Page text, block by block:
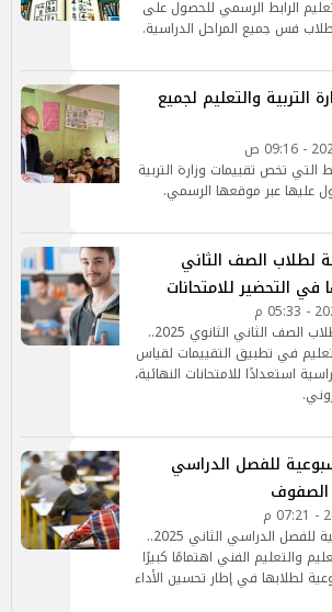
الرابط الرسمي للحصول على
فس جميع المراحل الدراسية.
التربية والتعليم لجميع
التي تخص تقييمات وزارة التربية
عليها عبر موقعها الرسمي.
لطلاب الصف الثاني
التقييمات الأسبوعية لطلاب الصف الثاني الثانوي 2025..
في تطبيق التقييمات لقياس
استعدادًا للامتحانات النهائية،
للفصل الدراسي
رابط التقييمات الأسبوعية للفصل الدراسي الثاني 2025..
والتعليم الفني اهتمامًا كبيرًا
لطلابها في إطار تحسين الأداء